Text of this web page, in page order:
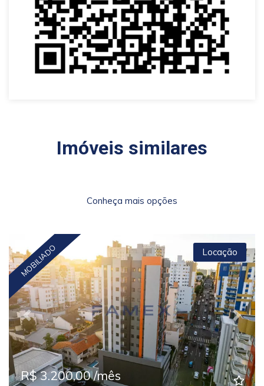
Imóveis similares
Conheça mais opções
Previous Next
MOBILIADO Locação
R$ 3.200,00 /mês